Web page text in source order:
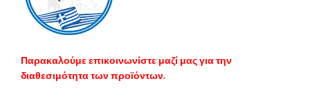
Παρακαλούμε επικοινωνίστε μαζί μας για την
διαθεσιμότητα των προϊόντων.